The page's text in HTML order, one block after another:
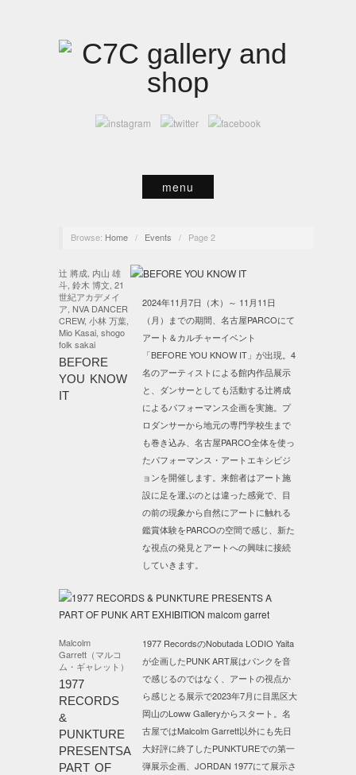
menu
Browse: Home / Events / Page 2
辻 將成, 内山 雄
斗, 鈴木 博文, 21
世紀アカデメイ
ア, NVA DANCER
CREW, 小林 万葉,
Mio Kasai, shogo
folk sakai
BEFORE
YOU KNOW
IT
2024年11月7日（木）～ 11月11日
（月）までの期間、名古屋PARCOにて
アート＆カルチャーイベント
「BEFORE YOU KNOW IT」が出現。4
名のアーティストによる館内作品展示
と、ダンサーとしても活動する辻將成
によるパフォーマンス企画を実施。プ
ロダンサーから地元の専門学校生まで
も巻き込み、名古屋PARCO全体を使っ
たパフォーマンス・アートエキシビジ
ョンを開催します。来館者はアート施
設に足を運ぶのとは違った感覚で、目
の前の現象から自然にアートに触れる
鑑賞体験をPARCOの空間で感じ、新た
な視点の発見とアートへの興味に接続
していきます。
Malcolm
Garrett（マルコ
ム・ギャレット）
1977
RECORDS
&
PUNKTURE
PRESENTSA
PART OF
1977 RecordsのNobutada LODIO Yaita
が企画したPUNK ART展はパンクを音
で感じるのではなく、アートの視点か
ら感じとる展示で2023年7月に目黒区大
岡山のLoww Galleryからスタート。名
古屋ではMalcolm Garrett以外にも先日
大好評に終了したPUNKTUREでの第一
弾展示企画、JORDAN 1977にて展示さ